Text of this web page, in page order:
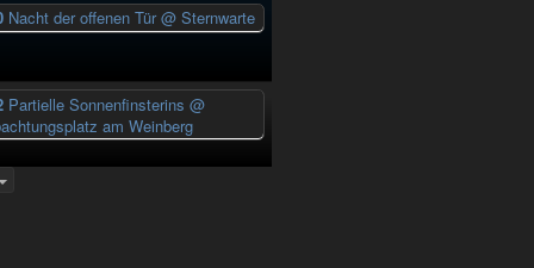
Nacht der offenen Tür@ Sternwarte
Partielle Sonnenfinsterins@
am Weinberg